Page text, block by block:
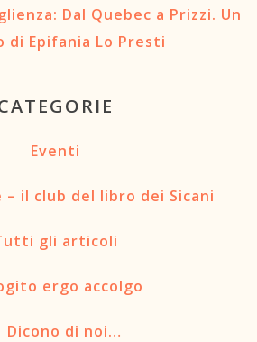
Dal Quebec a Prizzi. Un
di Epifania Lo Presti
Eventi
il club del libro dei Sicani
gli articoli
ergo accolgo
Dicono di noi…